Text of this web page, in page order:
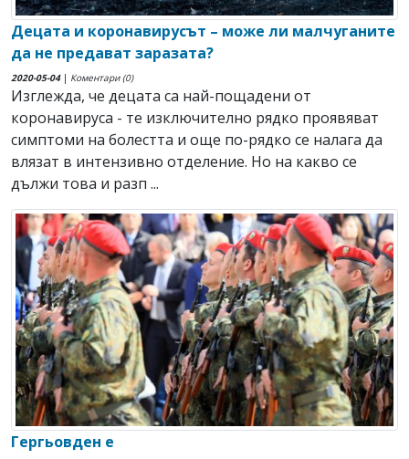
Децата и коронавирусът – може ли малчуганите
да не предават заразата?
2020-05-04| Коментари (0)
Изглежда, че децата са най-пощадени от
коронавируса - те изключително рядко проявяват
симптоми на болестта и още по-рядко се налага да
влязат в интензивно отделение. Но на какво се
дължи това и разп ...
Гергьовден е